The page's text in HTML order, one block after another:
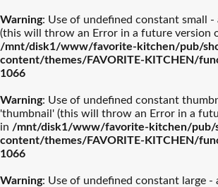
Warning: Use of undefined constant small -
(this will throw an Error in a future version
/mnt/disk1/www/favorite-kitchen/pub/
content/themes/FAVORITE-KITCHEN/
1066
Warning: Use of undefined constant
'thumbnail' (this will throw an Error in a
in /mnt/disk1/www/favorite-kitchen/pub/
content/themes/FAVORITE-KITCHEN/
1066
Warning: Use of undefined constant large -
ストウブ